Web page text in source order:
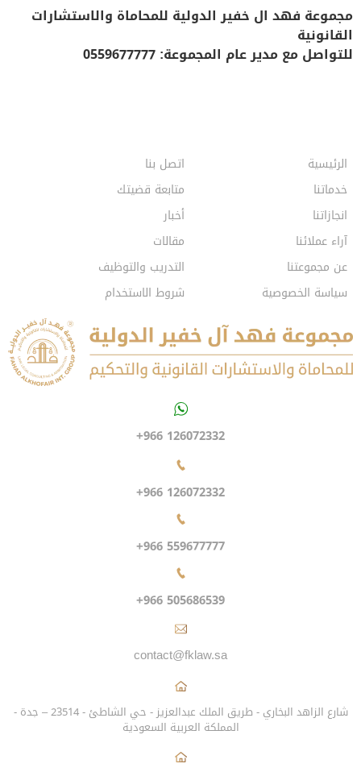
مجموعة فهد ال خفير الدولية للمحاماة والاستشارات
القانونية
للتواصل مع مدير عام المجموعة:0559677777
الرئيسية
خدماتنا
انجازاتنا
آراء عملائنا
عن مجموعتنا
سياسة الخصوصية
اتصل بنا
متابعة قضيتك
أخبار
مقالات
التدريب والتوظيف
شروط الاستخدام
+966 126072332
+966 126072332
+966 559677777
+966 505686539
contact@fklaw.sa
شارع الزاهد البخاري - طريق الملك عبدالعزيز - حي الشاطئ - 23514 – جدة -
المملكة العربية السعودية